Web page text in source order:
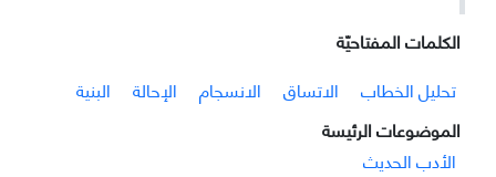
الکلمات المفتاحيّة
تحليل الخطاب
الاتساق الانسجام الإحالة
البنية
الموضوعات الرئيسة
الأدب الحدیث